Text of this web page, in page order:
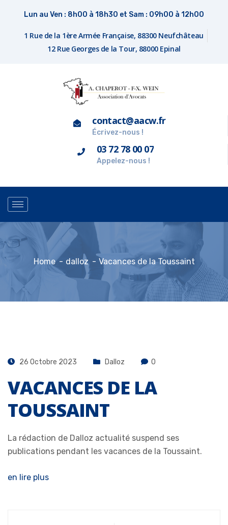
Lun au Ven : 8h00 à 18h30 et Sam : 09h00 à 12h00
1 Rue de la 1ère Armée Française, 88300 Neufchâteau
12 Rue Georges de la Tour, 88000 Epinal
contact@aacw.fr
Écrivez-nous !
03 72 78 00 07
Appelez-nous !
Home dalloz Vacances de la Toussaint
26 Octobre 2023 Dalloz 0
VACANCES DE LA
TOUSSAINT
La rédaction de Dalloz actualité suspend ses
publications pendant les vacances de la Toussaint.
en lire plus